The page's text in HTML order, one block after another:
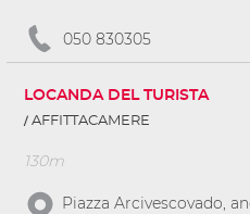
050 830305
LOCANDA DEL TURISTA
AFFITTACAMERE
130m
Piazza Arcivescovado,